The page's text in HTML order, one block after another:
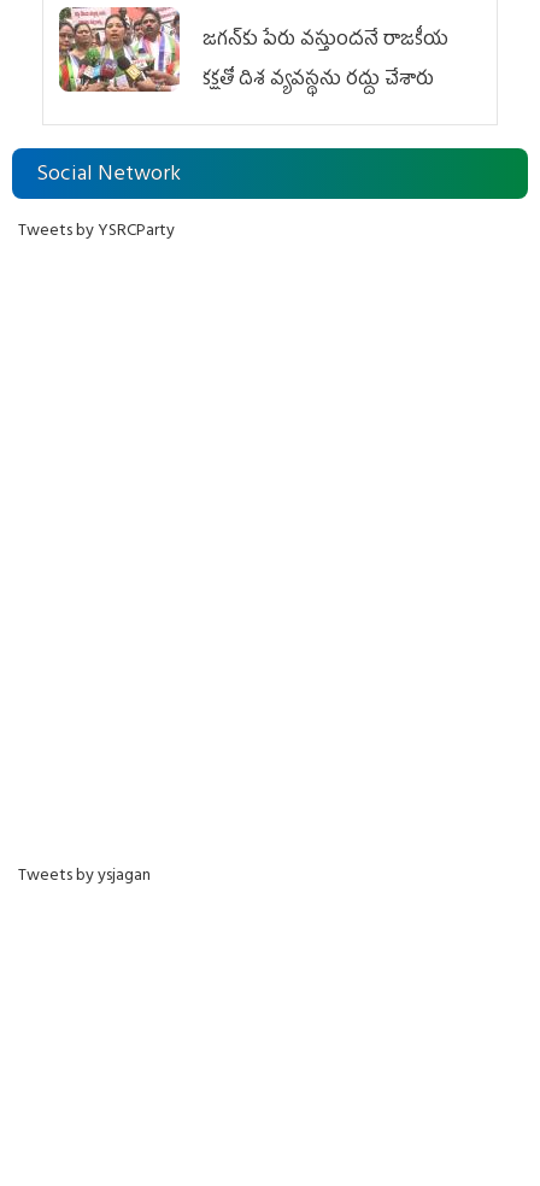
జగన్‌కు పేరు వస్తుందనే రాజకీయ
కక్షతో దిశ వ్య‌వ‌స్థ‌ను రద్దు చేశారు
Social Network
Tweets by YSRCParty
Tweets by ysjagan